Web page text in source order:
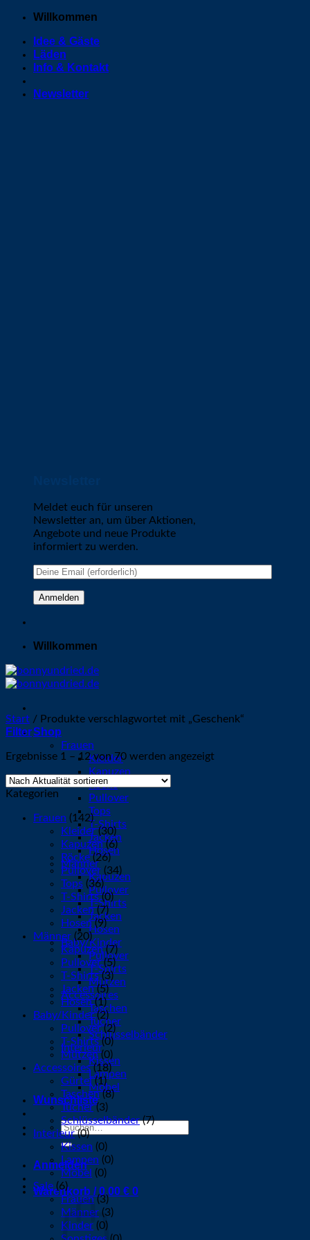
Zum
springen
Willkommen
Idee & Gäste
Läden
Info & Kontakt
Newsletter
Meldet euch für unseren
Newsletter an, um über Aktionen,
Angebote und neue Produkte
informiert zu werden.
Please leave this field empty.
Willkommen
Shop
Frauen
Kleider
Kapuzen
Röcke
Pullover
Tops
T-Shirts
Jacken
Hosen
Männer
Kapuzen
Pullover
T-Shirts
Jacken
Hosen
Baby/Kinder
Pullover
T-Shirts
Mützen
Accessoires
Taschen
Tücher
Schlüsselbänder
Interieur
Kissen
Lampen
Möbel
Wunschliste
Suchen
nach:
Anmelden
Warenkorb /0,00 € 0
Start / Produkte verschlagwortet mit „Geschenk“
Filter
Ergebnisse 1 – 12 von 70 werden angezeigtNach
Kategorien
Frauen (142)
Kleider (30)
Kapuzen (6)
Röcke (26)
Pullover (34)
Tops (36)
T-Shirts (0)
Jacken (7)
Hosen (9)
Männer (20)
Kapuzen (7)
Pullover (5)
T-Shirts (3)
Jacken (5)
Hosen (1)
Baby/Kinder (2)
Pullover (2)
T-Shirts (0)
Mützen (0)
Accessoires (18)
Gürtel (1)
Taschen (8)
Tücher (3)
Schlüsselbänder (7)
Interieur (0)
Kissen (0)
Lampen (0)
Möbel (0)
Sale (6)
Frauen (3)
Männer (3)
Kinder (0)